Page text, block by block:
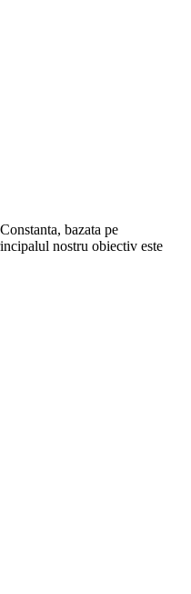
bazata pe
nostru obiectiv este